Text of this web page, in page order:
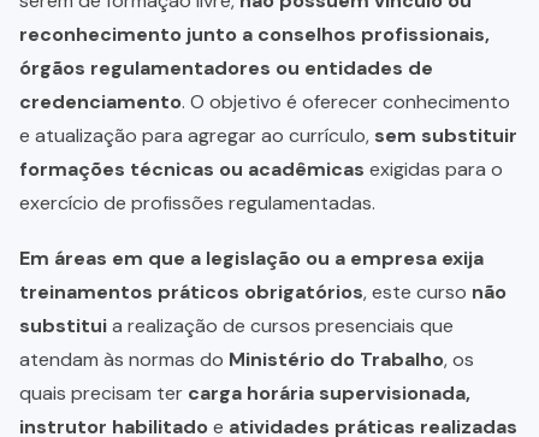
reconhecimento junto a conselhos profissionais,
órgãos regulamentadores ou entidades de
credenciamento. O objetivo é oferecer conhecimento
e atualização para agregar ao currículo, sem substituir
formações técnicas ou acadêmicas exigidas para o
exercício de profissões regulamentadas.
Em áreas em que a legislação ou a empresa exija
treinamentos práticos obrigatórios, este curso não
substituia realização de cursos presenciais que
atendam às normas do Ministério do Trabalho, os
quais precisam ter carga horária supervisionada,
instrutor habilitadoe atividades práticas realizadas